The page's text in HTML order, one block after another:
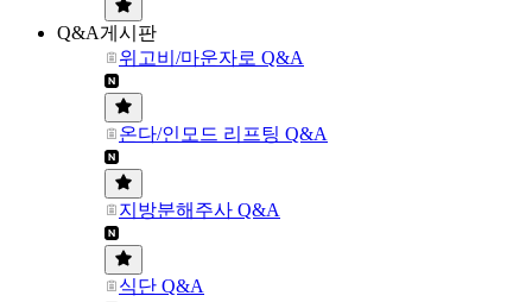
Q&A게시판
위고비/마운자로 Q&A
온다/인모드 리프팅 Q&A
지방분해주사 Q&A
식단 Q&A